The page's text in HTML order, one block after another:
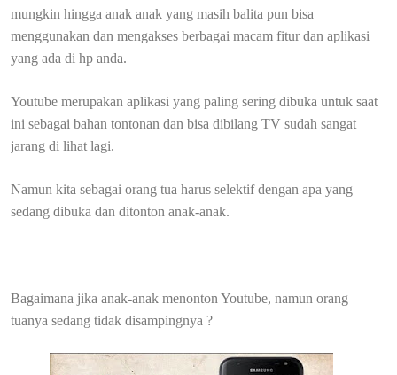
mungkin hingga anak anak yang masih balita pun bisa
menggunakan dan mengakses berbagai macam fitur dan aplikasi
yang ada di hp anda.
Youtube merupakan aplikasi yang paling sering dibuka untuk saat
ini sebagai bahan tontonan dan bisa dibilang TV sudah sangat
jarang di lihat lagi.
Namun kita sebagai orang tua harus selektif dengan apa yang
sedang dibuka dan ditonton anak-anak.
Bagaimana jika anak-anak menonton Youtube, namun orang
tuanya sedang tidak disampingnya ?